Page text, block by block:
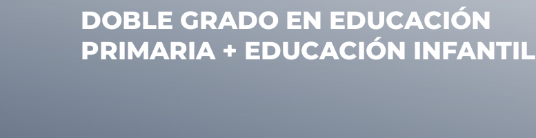
DOBLE GRADO EN EDUCACIÓN
PRIMARIA + EDUCACIÓN INFANTIL